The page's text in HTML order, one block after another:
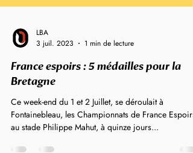
LBA
3 juil. 2023
1 min de lecture
France espoirs : 5 médailles pour la
Bretagne
Ce week-end du 1 et 2 Juillet, se déroulait à
Fontainebleau, les Championnats de France Espoirs
au stade Philippe Mahut, à quinze jours...